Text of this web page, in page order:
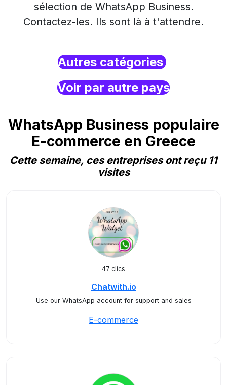
sélection de WhatsApp Business.
Contactez-les. Ils sont là à t'attendre.
Autres catégories
Voir par autre pays
WhatsApp Business populaire
E-commerce en Greece
Cette semaine, ces entreprises ont reçu 11
visites
47 clics
Chatwith.io
Use our WhatsApp account for support and sales
E-commerce